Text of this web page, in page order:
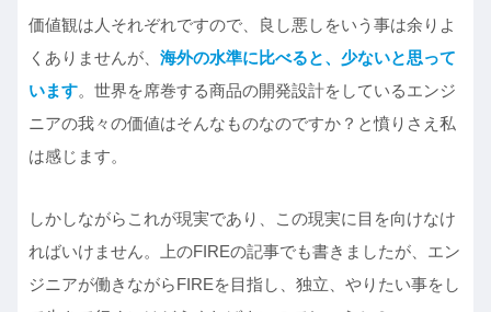
価値観は人それぞれですので、良し悪しをいう事は余りよ
くありませんが、 海外の水準に比べると、少ないと思って
います。世界を席巻する商品の開発設計をしているエンジ
ニアの我々の価値はそんなものなのですか？と憤りさえ私
は感じます。
しかしながらこれが現実であり、この現実に目を向けなけ
ればいけません。上のFIREの記事でも書きましたが、エン
ジニアが働きながらFIREを目指し、独立、やりたい事をし